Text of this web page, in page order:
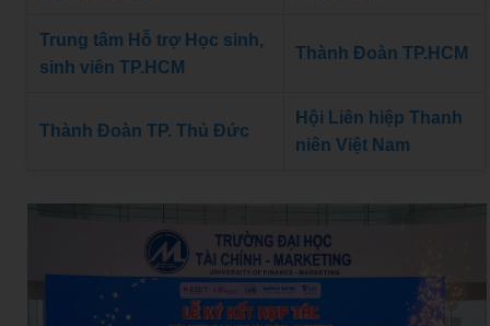
Trung tâm Hỗ trợ Học sinh,
sinh viên TP.HCM
Thành Đoàn TP.HCM
Thành Đoàn TP. Thủ Đức
Hội Liên hiệp Thanh
niên Việt Nam